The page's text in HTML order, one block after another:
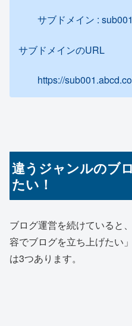
サブドメイン : sub001
サブドメインのURL
https://
違うジャンルのブ
たい！
ブログ運営を続けていると
容でブログを立ち上げたい
は3つあります。